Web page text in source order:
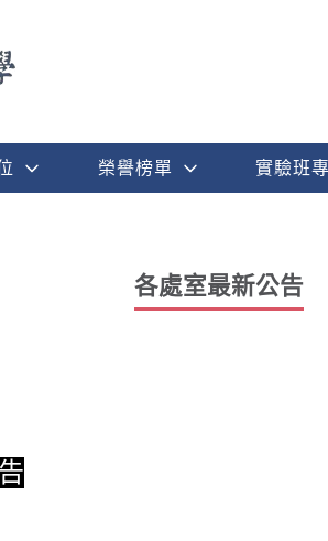
榮譽榜單 實驗班
各處室最新公告